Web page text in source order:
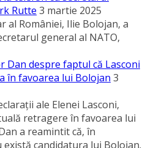
Rutte 3 martie 2025
al României, Ilie Bolojan, a
general al NATO,
Dan despre faptul că Lasconi
în favoarea lui Bolojan 3
ale Elenei Lasconi,
retragere în favoarea lui
a reamintit că, în
candidatura lui Bolojan.